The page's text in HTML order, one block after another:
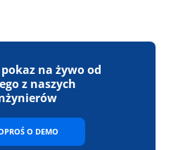
na żywo od
z naszych
O DEMO